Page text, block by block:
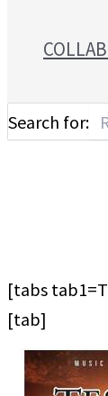
Search for:
[tabs
[tab]